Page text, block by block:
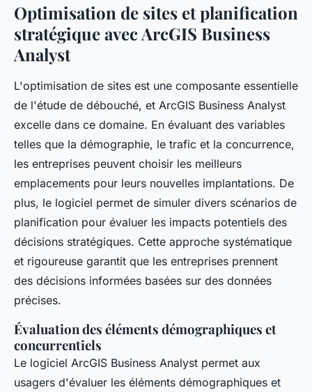
Optimisation de sites et planification
stratégique avec ArcGIS Business
Analyst
L'optimisation de sites est une composante essentielle
de l'étude de débouché, et ArcGIS Business Analyst
excelle dans ce domaine. En évaluant des variables
telles que la démographie, le trafic et la concurrence,
les entreprises peuvent choisir les meilleurs
emplacements pour leurs nouvelles implantations. De
plus, le logiciel permet de simuler divers scénarios de
planification pour évaluer les impacts potentiels des
décisions stratégiques. Cette approche systématique
et rigoureuse garantit que les entreprises prennent
des décisions informées basées sur des données
précises.
Évaluation des éléments démographiques et
concurrentiels
Le logiciel ArcGIS Business Analyst permet aux
usagers d'évaluer les éléments démographiques et